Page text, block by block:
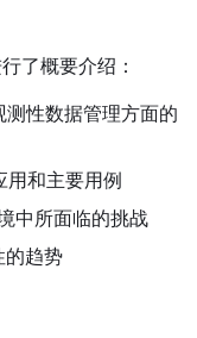
了概要介绍：
性数据管理方面的
用和主要用例
中所面临的挑战
的趋势